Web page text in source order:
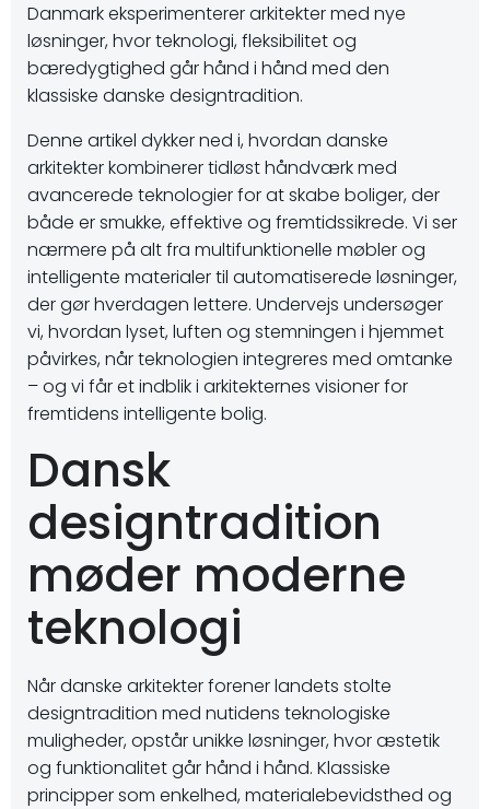
Danmark eksperimenterer arkitekter med nye
løsninger, hvor teknologi, fleksibilitet og
bæredygtighed går hånd i hånd med den
klassiske danske designtradition.
Denne artikel dykker ned i, hvordan danske
arkitekter kombinerer tidløst håndværk med
avancerede teknologier for at skabe boliger, der
både er smukke, effektive og fremtidssikrede. Vi ser
nærmere på alt fra multifunktionelle møbler og
intelligente materialer til automatiserede løsninger,
der gør hverdagen lettere. Undervejs undersøger
vi, hvordan lyset, luften og stemningen i hjemmet
påvirkes, når teknologien integreres med omtanke
– og vi får et indblik i arkitekternes visioner for
fremtidens intelligente bolig.
Dansk
designtradition
møder moderne
teknologi
Når danske arkitekter forener landets stolte
designtradition med nutidens teknologiske
muligheder, opstår unikke løsninger, hvor æstetik
og funktionalitet går hånd i hånd. Klassiske
principper som enkelhed, materialebevidsthed og